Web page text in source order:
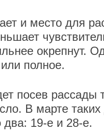
и место для
окрепнут.
полное.
посев рассады
В марте
два: 19-е и 28-е.